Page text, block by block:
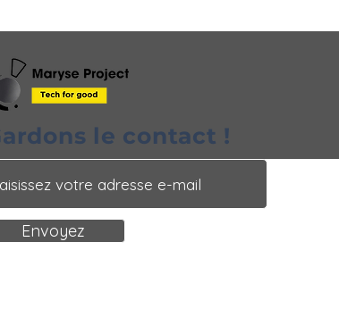
le contact !
Envoyez